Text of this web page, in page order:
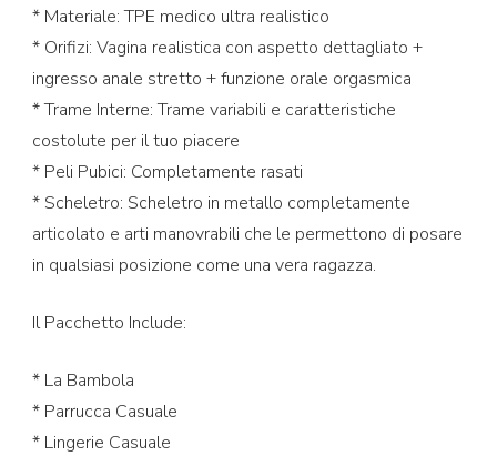
* Materiale: TPE medico ultra realistico
* Orifizi: Vagina realistica con aspetto dettagliato +
ingresso anale stretto + funzione orale orgasmica
* Trame Interne: Trame variabili e caratteristiche
costolute per il tuo piacere
* Peli Pubici: Completamente rasati
* Scheletro: Scheletro in metallo completamente
articolato e arti manovrabili che le permettono di posare
in qualsiasi posizione come una vera ragazza.
Il Pacchetto Include:
* La Bambola
* Parrucca Casuale
* Lingerie Casuale